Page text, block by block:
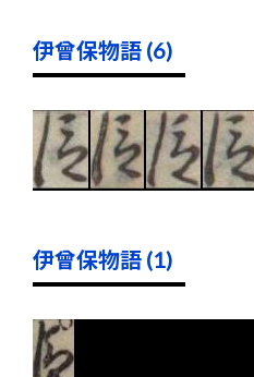
伊曾保物語 (6)
伊曾保物語 (1)